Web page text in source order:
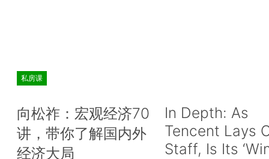
私房课
向松祚：宏观经济70
讲，带你了解国内外
经济大局
In Depth: As
Tencent Lays
Staff, Is Its